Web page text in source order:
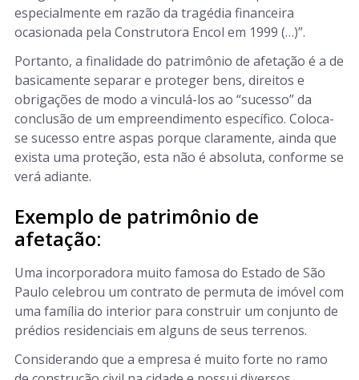
especialmente em razão da tragédia financeira
ocasionada pela Construtora Encol em 1999 (…)”.
Portanto, a finalidade do patrimônio de afetação é a de
basicamente separar e proteger bens, direitos e
obrigações de modo a vinculá-los ao “sucesso” da
conclusão de um empreendimento específico. Coloca-
se sucesso entre aspas porque claramente, ainda que
exista uma proteção, esta não é absoluta, conforme se
verá adiante.
Exemplo de patrimônio de
afetação:
Uma incorporadora muito famosa do Estado de São
Paulo celebrou um contrato de permuta de imóvel com
uma família do interior para construir um conjunto de
prédios residenciais em alguns de seus terrenos.
Considerando que a empresa é muito forte no ramo